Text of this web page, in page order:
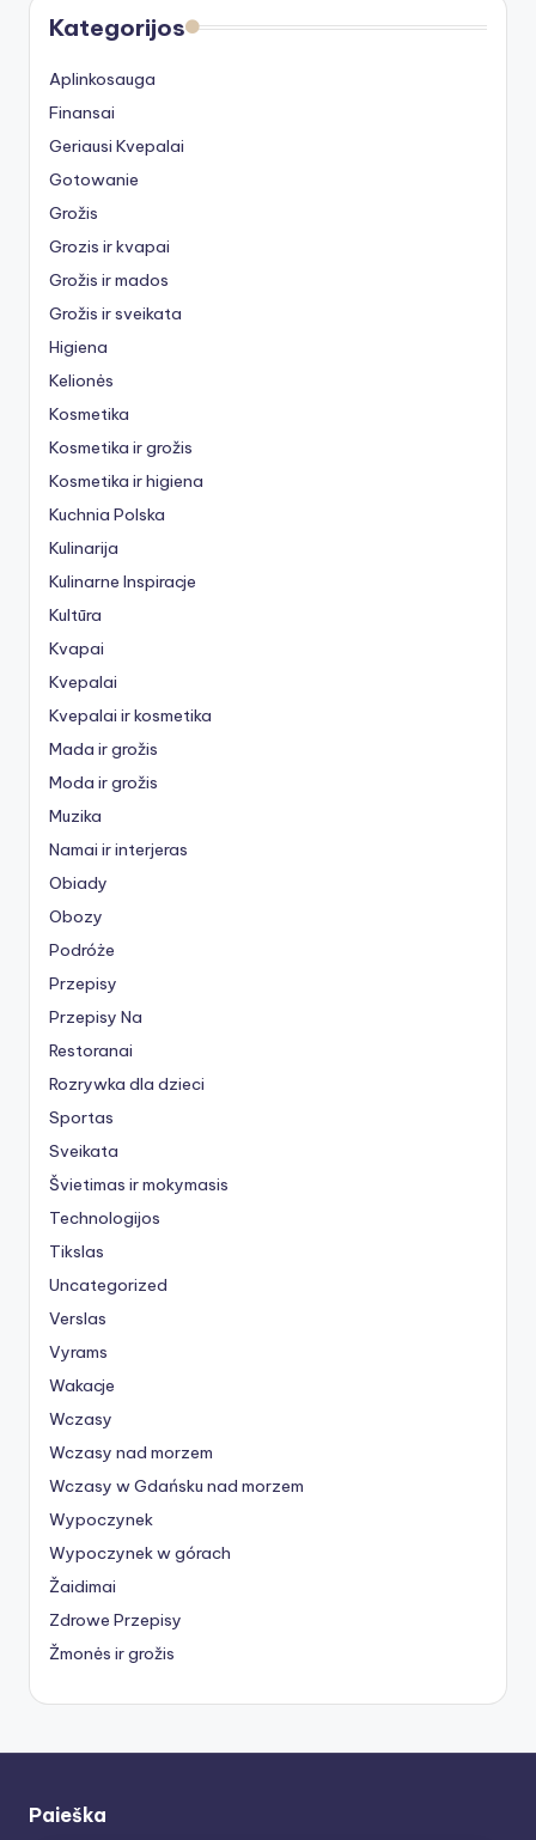
Kategorijos
Aplinkosauga
Finansai
Geriausi Kvepalai
Gotowanie
Grožis
Grozis ir kvapai
Grožis ir mados
Grožis ir sveikata
Higiena
Kelionės
Kosmetika
Kosmetika ir grožis
Kosmetika ir higiena
Kuchnia Polska
Kulinarija
Kulinarne Inspiracje
Kultūra
Kvapai
Kvepalai
Kvepalai ir kosmetika
Mada ir grožis
Moda ir grožis
Muzika
Namai ir interjeras
Obiady
Obozy
Podróże
Przepisy
Przepisy Na
Restoranai
Rozrywka dla dzieci
Sportas
Sveikata
Švietimas ir mokymasis
Technologijos
Tikslas
Uncategorized
Verslas
Vyrams
Wakacje
Wczasy
Wczasy nad morzem
Wczasy w Gdańsku nad morzem
Wypoczynek
Wypoczynek w górach
Žaidimai
Zdrowe Przepisy
Žmonės ir grožis
Paieška